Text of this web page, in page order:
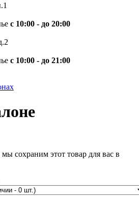
с 10:00 - до 20:00
с 10:00 - до 21:00
сохраним этот товар для вас в